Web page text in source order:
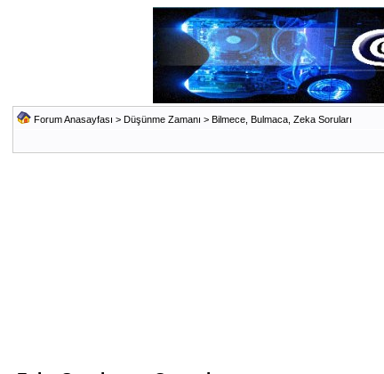
Forum Anasayfası > Düşünme Zamanı > Bilmece, Bulmaca, Zeka Soruları